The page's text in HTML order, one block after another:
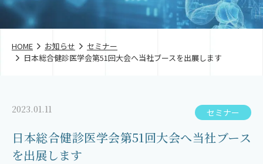
HOME お知らせ
セミナー
日本総合健診医学会第51回大会へ当社ブースを出展します
2023.01.11 セミナー
日本総合健診医学会第51回大会へ当社ブース
を出展します